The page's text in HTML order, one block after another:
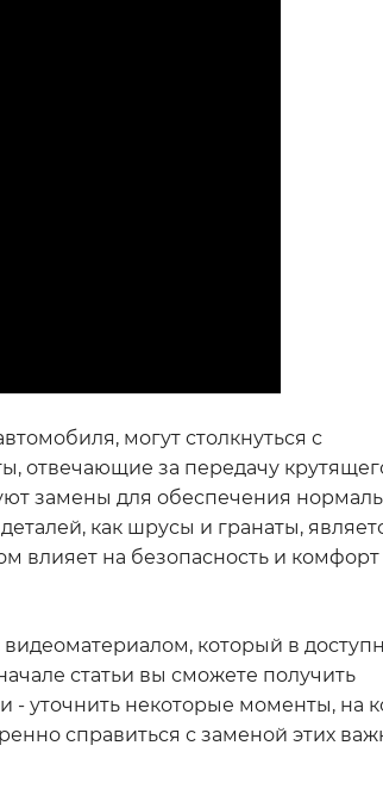
могут столкнуться с
отвечающие за передачу
замены для обеспечения
как шрусы и гранаты,
влияет на безопасность и комфорт
который в
статьи вы сможете получить
- уточнить некоторые моменты, на
справиться с заменой этих